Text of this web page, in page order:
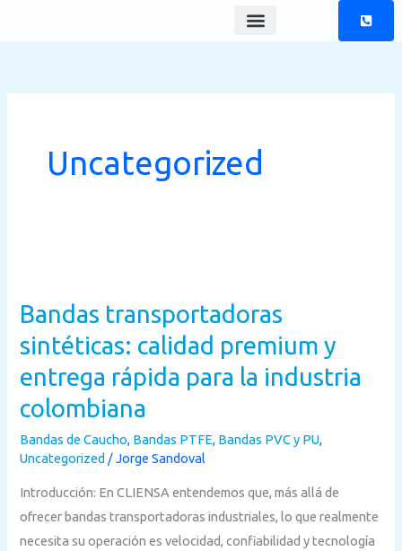
Uncategorized
Bandas transportadoras
sintéticas: calidad premium y
entrega rápida para la industria
colombiana
Bandas de Caucho, Bandas PTFE, Bandas PVC y PU,
Uncategorized /Jorge Sandoval
Introducción: En CLIENSA entendemos que, más allá de
ofrecer bandas transportadoras industriales, lo que realmente
necesita su operación es velocidad, confiabilidad y tecnología
sintéticas:
calidad
y
entrega
rápida
para
la
industria
colombiana